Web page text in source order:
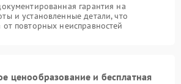
гарантия на
и установленные детали, что
повторных неисправностей
ценообразование и бесплатная